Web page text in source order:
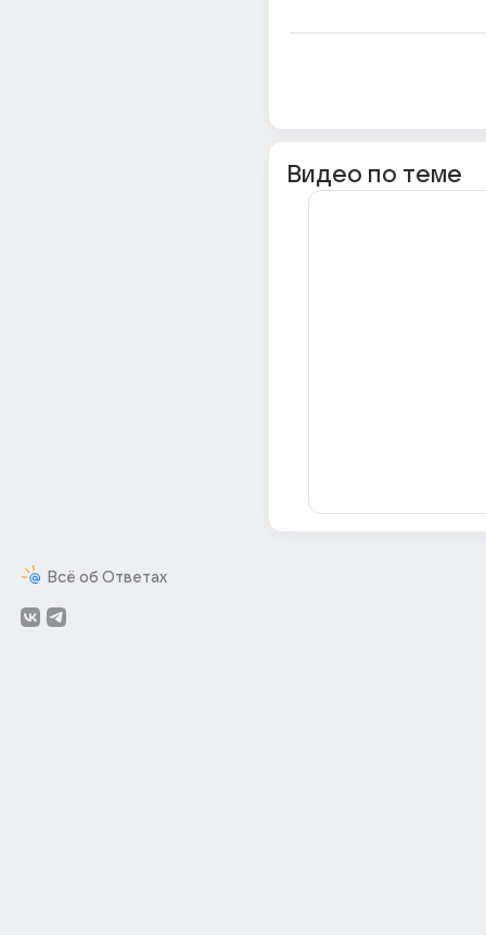
Всё об Ответах
Видео по теме